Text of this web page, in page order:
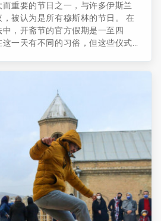
重要的节日之一，与许多伊斯兰
被认为是所有穆斯林的节日。 在
，开斋节的官方假期是一至四
一天有不同的习俗，但这些仪式
儿子献祭。 根据每个地区
前几天人们就开始通过房屋清洁和
备工作从购买献
天，伊朗不同地区的人们将在开斋
哈吉的家中向他们表示祝贺。 ...